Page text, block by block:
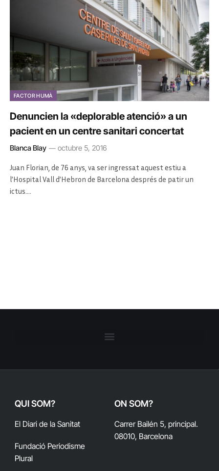
FACTOR HUMÀ
Denuncien la «deplorable atenció» a un
pacient en un centre sanitari concertat
Blanca Blay octubre 5, 2016
Juan Florian, de 76 anys, va ser ingressat aquest estiu a
l’Hospital Vall d’Hebron de Barcelona després de patir un
ictus.…
QUI SOM?
El Diari de la Sanitat
Fundació Periodisme
Plural
ON SOM?
Carrer Bailén 5, principal.
08010, Barcelona